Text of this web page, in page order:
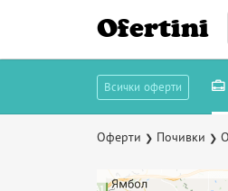
Ofertini
Всички оферти
Оферти ❯ Почивки ❯